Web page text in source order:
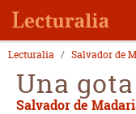
Lecturalia Salvador de
Una
Salvador de